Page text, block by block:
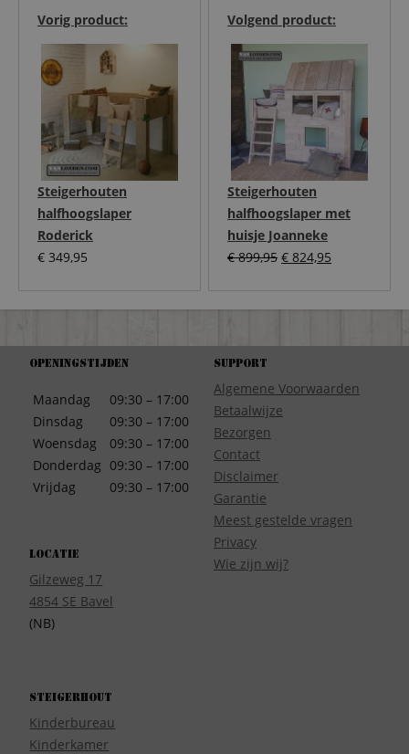
Volgend product:
Steigerhouten
halfhoogslaper met
huisje Joanneke
€899,95 Oorspronkelijke
€ 824,95
Vorig product:
Steigerhouten
halfhoogslaper
Roderick
€ 349,95
Openingstijden
Maandag
Dinsdag
Woensdag
Donderdag
Vrijdag
09:30 – 17:00
09:30 – 17:00
09:30 – 17:00
09:30 – 17:00
09:30 – 17:00
Locatie
Gilzeweg 17
4854 SE Bavel
(NB)
Support
Algemene Voorwaarden
Betaalwijze
Bezorgen
Contact
Disclaimer
Garantie
Meest gestelde vragen
Privacy
Wie zijn wij?
Steigerhout
Kinderbureau
Kinderkamer